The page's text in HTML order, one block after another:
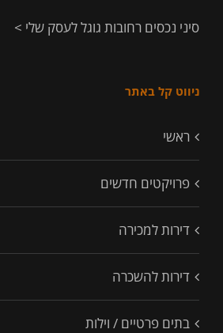
סיני נכסים רחובות גוגל לעסק שלי >
ניווט קל באתר
ראשי
פרויקטים חדשים
דירות למכירה
דירות להשכרה
בתים פרטיים / וילות